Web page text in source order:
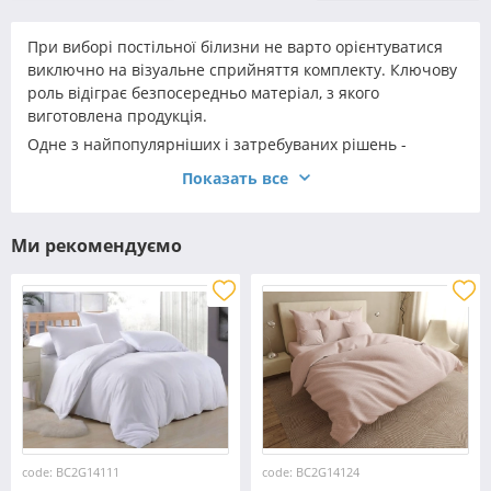
При виборі постільної білизни не варто орієнтуватися
виключно на візуальне сприйняття комплекту. Ключову
роль відіграє безпосередньо матеріал, з якого
виготовлена продукція.
Одне з найпопулярніших і затребуваних рішень -
білизна - універсальна, комфортна і практична. При
Показать все
Ми рекомендуємо
code: BC2G14111 code: BC2G14124